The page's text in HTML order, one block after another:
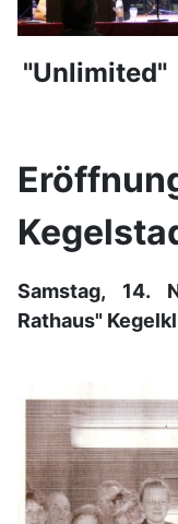
"Unlimited"
Samstag, 14.
Rathaus"